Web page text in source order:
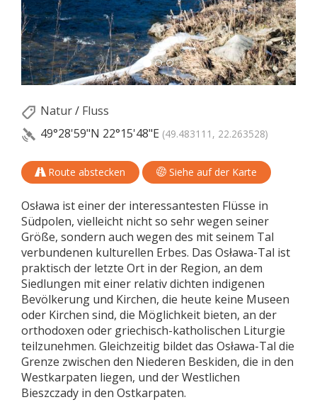
Natur/ Fluss
49°28'59"N 22°15'48"E (49.483111, 22.263528)
Route abstecken Siehe auf der Karte
Osława ist einer der interessantesten Flüsse in
Südpolen, vielleicht nicht so sehr wegen seiner
Größe, sondern auch wegen des mit seinem Tal
verbundenen kulturellen Erbes. Das Osława-Tal ist
praktisch der letzte Ort in der Region, an dem
Siedlungen mit einer relativ dichten indigenen
Bevölkerung und Kirchen, die heute keine Museen
oder Kirchen sind, die Möglichkeit bieten, an der
orthodoxen oder griechisch-katholischen Liturgie
teilzunehmen. Gleichzeitig bildet das Osława-Tal die
Grenze zwischen den Niederen Beskiden, die in den
Westkarpaten liegen, und der Westlichen
Bieszczady in den Ostkarpaten.